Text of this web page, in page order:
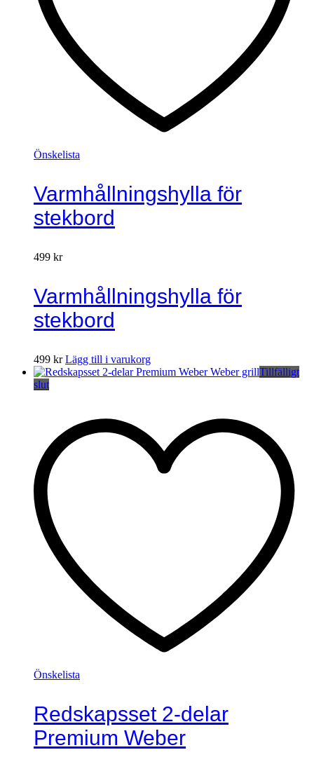
Önskelista
Varmhållningshylla för
stekbord
499 kr
Varmhållningshylla för
stekbord
499 kr Lägg till i varukorg
Tillfälligt
slut
Önskelista
Redskapsset 2-delar
Premium Weber